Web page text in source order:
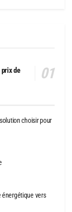
prix de
choisir pour
énergétique vers